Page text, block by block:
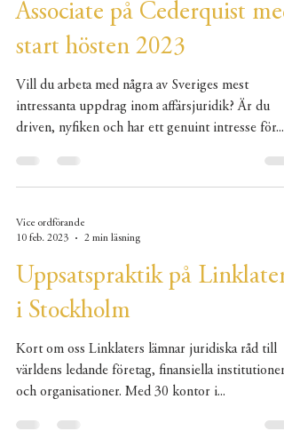
Associate på Cederquist med
start hösten 2023
Vill du arbeta med några av Sveriges mest
intressanta uppdrag inom affärsjuridik? Är du
driven, nyfiken och har ett genuint intresse för...
Vice ordförande
10 feb. 2023
2 min läsning
Uppsatspraktik på Linklaters
i Stockholm
Kort om oss Linklaters lämnar juridiska råd till
världens ledande företag, finansiella institutioner
och organisationer. Med 30 kontor i...